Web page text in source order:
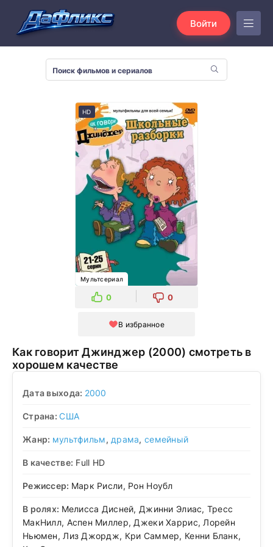
Войти
HD
Мультсериал
0 0
В избранное
Как говорит Джинджер (2000) смотреть в
хорошем качестве
Дата выхода: 2000
Страна:США
Жанр: мультфильм, драма,семейный
В качестве: Full HD
Режиссер: Марк Рисли, Рон Ноубл
В ролях: Мелисса Дисней, Джинни Элиас, Тресс
МакНилл, Аспен Миллер, Джеки Харрис, Лорейн
Ньюмен, Лиз Джордж, Кри Саммер, Кенни Бланк,